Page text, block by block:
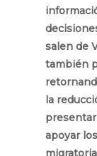
salen de
también
la
apoyar